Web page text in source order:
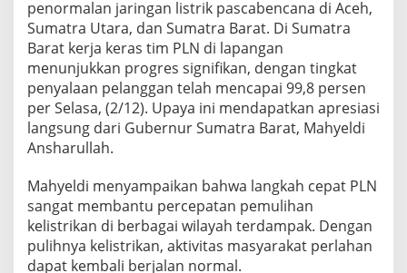
r
i
k
p
a
s
k
a
c
a
n
penormalan jaringan listrik pascabencana di Aceh,
Sumatra Utara, dan Sumatra Barat. Di Sumatra
Barat kerja keras tim PLN di lapangan
menunjukkan progres signifikan, dengan tingkat
penyalaan pelanggan telah mencapai 99,8 persen
per Selasa, (2/12). Upaya ini mendapatkan apresiasi
langsung dari Gubernur Sumatra Barat, Mahyeldi
Ansharullah.
Mahyeldi menyampaikan bahwa langkah cepat PLN
sangat membantu percepatan pemulihan
kelistrikan di berbagai wilayah terdampak. Dengan
pulihnya kelistrikan, aktivitas masyarakat perlahan
dapat kembali berjalan normal.